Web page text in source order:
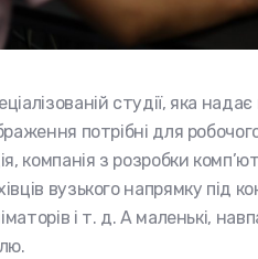
студії, яка надає
потрібні для
компанія з розробки
вузького напрямку під
і т. д. А маленькі,